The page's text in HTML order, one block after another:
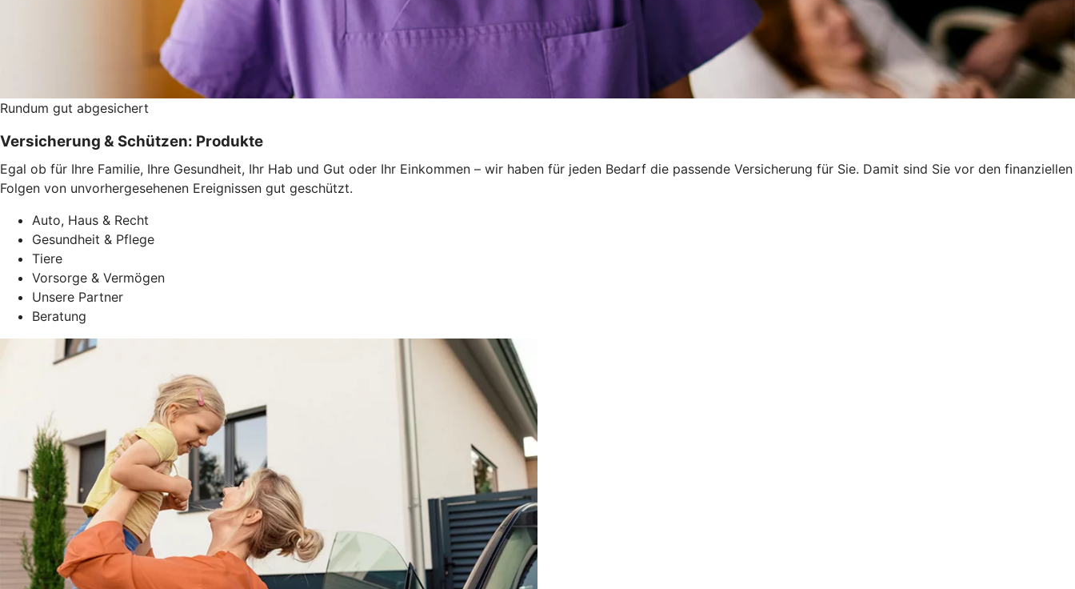
Rundum gut abgesichert
Versicherung & Schützen: Produkte
Egal ob für Ihre Familie, Ihre Gesundheit, Ihr Hab und Gut oder Ihr Einkommen – wir haben für jeden Bedarf die passende Versicherung für Sie. Damit sind Sie vor den finanziellen
Folgen von unvorhergesehenen Ereignissen gut geschützt.
Auto, Haus & Recht
Gesundheit & Pflege
Tiere
Vorsorge & Vermögen
Unsere Partner
Beratung